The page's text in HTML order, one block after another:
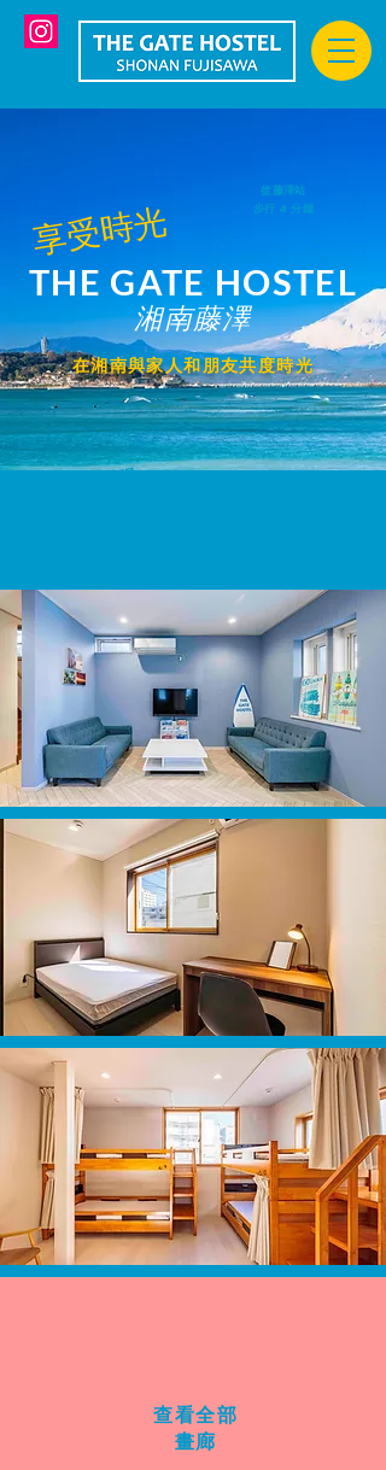
享受時光
從藤澤站
步行 4 分鐘
THE GATE HOSTEL
湘南藤澤
在湘南與家人和朋友共度時光
關於我們：
查看全部
畫廊